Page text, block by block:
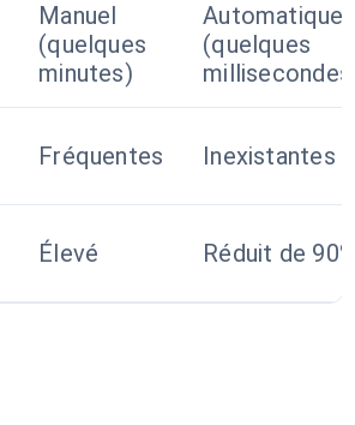
Manuel
(quelques
minutes)
Automatique
(quelques
Fréquentes Inexistantes
Élevé Réduit de